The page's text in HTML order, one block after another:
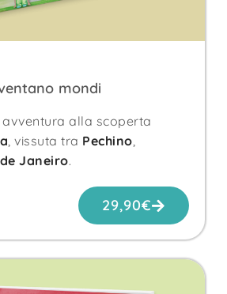
mondi
avventura alla scoperta
, vissuta tra Pechino,
Janeiro.
29,90€